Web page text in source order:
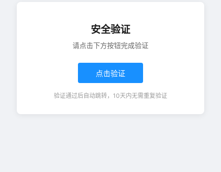
安全验证
请点击下方按钮完成验证
点击验证
验证通过后自动跳转，10天内无需重复验证